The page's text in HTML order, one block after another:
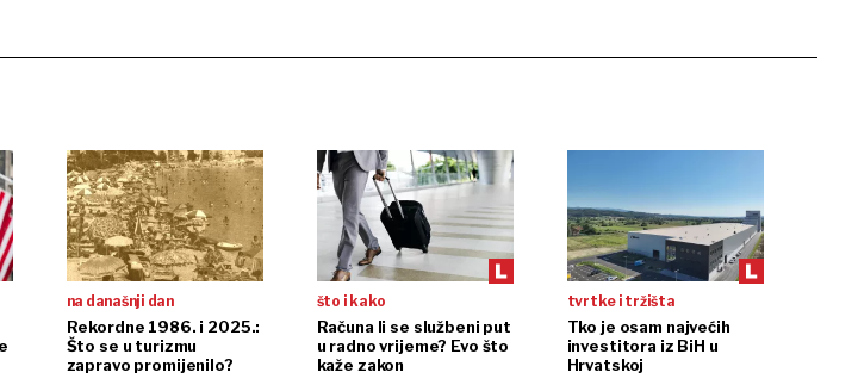
na današnji dan
Rekordne 1986. i 2025.:
Što se u turizmu
zapravo promijenilo?
što i kako
Računa li se službeni put
u radno vrijeme? Evo što
kaže zakon
tvrtke i tržišta
Tko je osam najvećih
investitora iz BiH u
Hrvatskoj